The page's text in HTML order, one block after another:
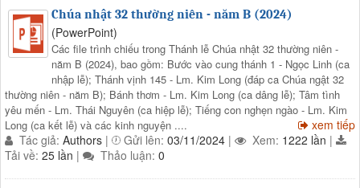
Chúa nhật 32 thường niên - năm B (2024)
(PowerPoint)
Các file trình chiếu trong Thánh lễ Chúa nhật 32 thường niên -
năm B (2024), bao gồm: Bước vào cung thánh 1 - Ngọc Linh (ca
nhập lễ); Thánh vịnh 145 - Lm. Kim Long (đáp ca Chúa ngật 32
thường niên - năm B); Bánh thơm - Lm. Kim Long (ca dâng lễ); Tâm tình
yêu mến - Lm. Thái Nguyên (ca hiệp lễ); Tiếng con nghẹn ngào - Lm. Kim
Long (ca kết lễ) và các kinh nguyện ....
xem tiếp
Tác giả: Authors | Gửi lên: 03/11/2024 | Xem: 1222 lần |
Tải về: 25 lần | Thảo luận: 0